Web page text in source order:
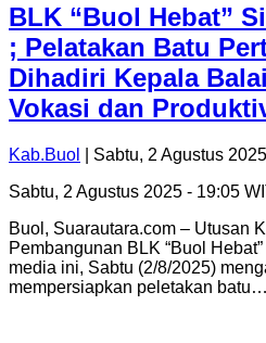
BLK “Buol Hebat”
; Pelatakan Batu
Dihadiri Kepala
Vokasi dan
Kab.Buol
| Sabtu, 2 Agustus
Sabtu, 2 Agustus 2025 - 19:05
Buol, Suarautara.com – Utusan
Pembangunan BLK “Buol
media ini, Sabtu (2/8/2025)
mempersiapkan peletakan batu…